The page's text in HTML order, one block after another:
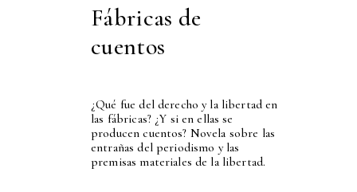
Fábricas de
cuentos
¿Qué fue del derecho y la libertad en
las fábricas? ¿Y si en ellas se
producen cuentos? Novela sobre las
entrañas del periodismo y las
premisas materiales de la libertad.